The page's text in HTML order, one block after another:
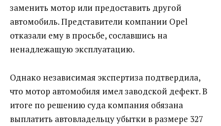
заменить мотор или предоставить другой
автомобиль. Представители компании Opel
отказали ему в просьбе, сославшись на
ненадлежащую эксплуатацию.
Однако независимая экспертиза подтвердила,
что мотор автомобиля имел заводской дефект. В
итоге по решению суда компания обязана
выплатить автовладельцу убытки в размере 327